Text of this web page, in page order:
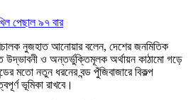
পেছাল ৯৭ বার
নুজহাত আনোয়ার বলেন, দেশের জনমিতিক
উদ্ভাবনী ও অন্তর্ভুক্তিমূলক অর্থায়ন কাঠামো গড়ে
মতো নতুন ধরনের বন্ড পুঁজিবাজারে বিকল্প
ভূমিকা রাখবে।